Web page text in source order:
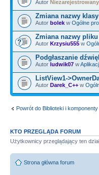
Autor Niezarejestrowany
Zmiana nazwy
Autor bolek w Ogólne
Zmiana nazwy
Autor Krzysiu555 w
Podgłaszanie
Autor ludwik07 w
ListView1-
Autor Darek_C++ w
Powrót do Biblioteki i komponenty
KTO PRZEGLĄDA FORUM
Użytkownicy przeglądający ten
Strona główna forum